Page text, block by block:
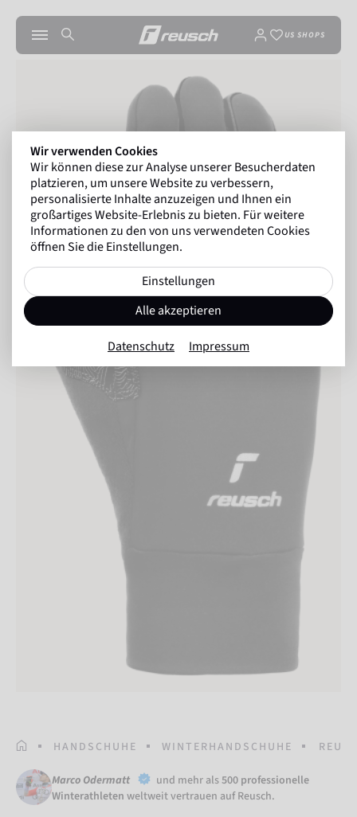
US SHOPS
STARTSEITEHANDSCHUHE WINTERHANDSCHUHE
Marco Odermatt und mehr als500 professionelle
Winterathleten weltweit vertrauen auf Reusch.
Wir verwenden Cookies
Wir können diese zur Analyse unserer Besucherdaten
platzieren, um unsere Website zu verbessern,
personalisierte Inhalte anzuzeigen und Ihnen ein
großartiges Website-Erlebnis zu bieten. Für weitere
Informationen zu den von uns verwendeten Cookies
öffnen Sie die Einstellungen.
Einstellungen
Alle akzeptieren
Datenschutz Impressum